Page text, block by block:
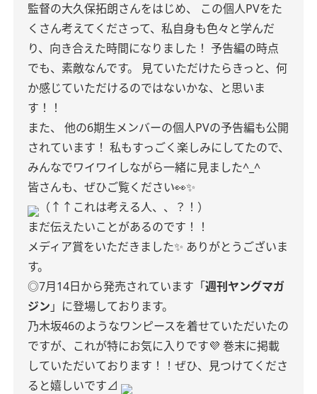
監督の大久保拓朗さんをはじめ、
この個人PVをた
くさん考えてくださって、私自身も色々と学んだ
り、向き合えた時間になりました！ 予告編の時点
でも、素敵なんです。
見ていただけたらきっと、何
か感じていただけるのではないかな、と思いま
す！！
また、
他の6期生メンバーの個人PVの予告編も公開
されています！ 私もすっごく楽しみにしてたので、
みんなでワイワイしながら一緒に見ました^_^
皆さんも、ぜひご覧ください👀✨
（↑↑これは考える人、、？！）
まだ伝えたいことがあるのです！！
メディア賞をいただきました✨ ありがとうございま
す。
◎7月14日から発売されています「週刊ヤングマガ
ジン 」に登場しております。
乃木坂46のようなワンピースを着せていただいたの
ですが、これが特にお気に入りです💜 巻末に掲載
していただいております！！ぜひ、見つけてくださ
ると嬉しいです⊿